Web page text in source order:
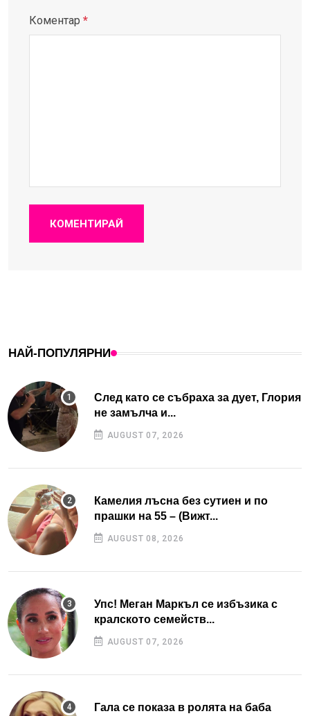
Коментар *
КОМЕНТИРАЙ
НАЙ-ПОПУЛЯРНИ
След като се събраха за дует, Глория
не замълча и...
AUGUST 07, 2026
Камелия лъсна без сутиен и по
прашки на 55 – (Вижт...
AUGUST 08, 2026
Упс! Меган Маркъл се избъзика с
кралското семейств...
AUGUST 07, 2026
Гала се показа в ролята на баба